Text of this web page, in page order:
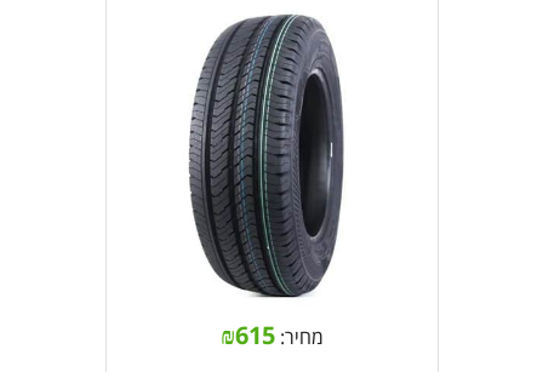
מחיר: ₪615